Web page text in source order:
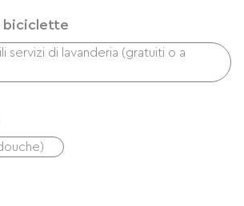
biciclette
servizi di lavanderia (gratuiti o a